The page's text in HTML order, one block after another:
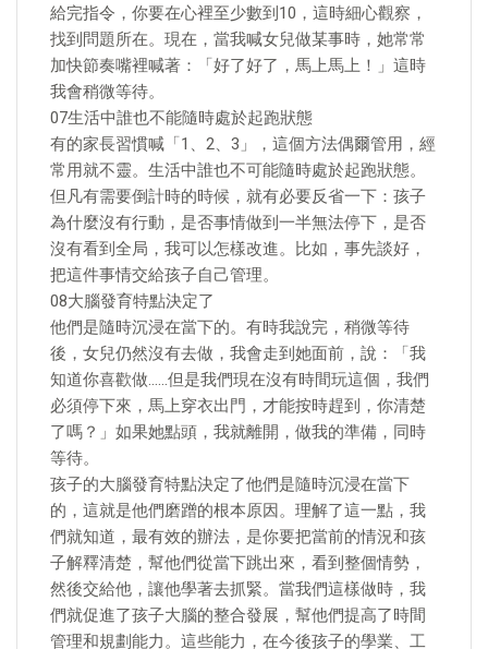
給完指令，你要在心裡至少數到10，這時細心觀察，
找到問題所在。現在，當我喊女兒做某事時，她常常
加快節奏嘴裡喊著：「好了好了，馬上馬上！」這時
我會稍微等待。
07生活中誰也不能隨時處於起跑狀態
有的家長習慣喊「1、2、3」，這個方法偶爾管用，經
常用就不靈。生活中誰也不可能隨時處於起跑狀態。
但凡有需要倒計時的時候，就有必要反省一下：孩子
為什麼沒有行動，是否事情做到一半無法停下，是否
沒有看到全局，我可以怎樣改進。比如，事先談好，
把這件事情交給孩子自己管理。
08大腦發育特點決定了
他們是隨時沉浸在當下的。有時我說完，稍微等待
後，女兒仍然沒有去做，我會走到她面前，說：「我
知道你喜歡做……但是我們現在沒有時間玩這個，我們
必須停下來，馬上穿衣出門，才能按時趕到，你清楚
了嗎？」如果她點頭，我就離開，做我的準備，同時
等待。
孩子的大腦發育特點決定了他們是隨時沉浸在當下
的，這就是他們磨蹭的根本原因。理解了這一點，我
們就知道，最有效的辦法，是你要把當前的情況和孩
子解釋清楚，幫他們從當下跳出來，看到整個情勢，
然後交給他，讓他學著去抓緊。當我們這樣做時，我
們就促進了孩子大腦的整合發展，幫他們提高了時間
管理和規劃能力。這些能力，在今後孩子的學業、工